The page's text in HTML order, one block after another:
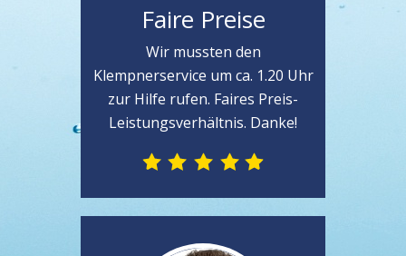
Faire Preise
Wir mussten den
Klempnerservice um ca. 1.20 Uhr
zur Hilfe rufen. Faires Preis-
Leistungsverhältnis. Danke!